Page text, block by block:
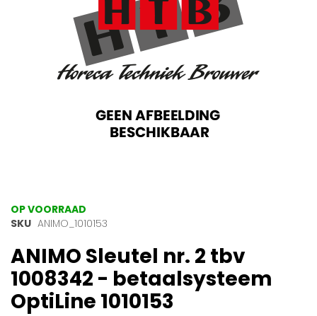
Ga
naar
begin
van
de
afbeeldingen-
gallerij
OP VOORRAAD
SKU ANIMO_1010153
ANIMO Sleutel nr. 2 tbv
1008342 - betaalsysteem
OptiLine 1010153